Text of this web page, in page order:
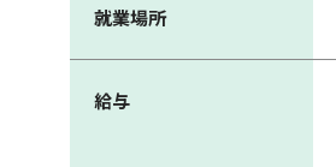
就業場所
給与